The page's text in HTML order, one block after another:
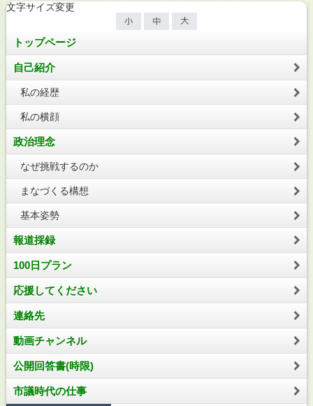
文字サイズ変更
トップページ
自己紹介
私の経歴
私の横顔
政治理念
なぜ挑戦するのか
まなづくる構想
基本姿勢
報道採録
100日プラン
応援してください
連絡先
動画チャンネル
公開回答書(時限)
市議時代の仕事